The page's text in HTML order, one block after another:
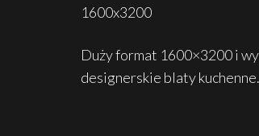
1600x3200
Duży format 1600×3200 i
designerskie blaty kuchenne.